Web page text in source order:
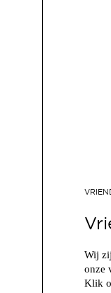
Wij
onze
Klik